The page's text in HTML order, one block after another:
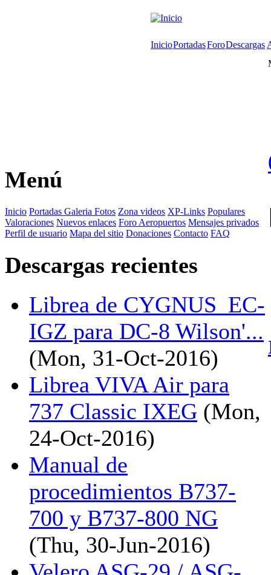
InicioPortadasForoDescargas
Menú
Inicio Portadas Galeria Fotos Zona videos XP-Links Populares
Valoraciones Nuevos enlaces Foro Aeropuertos Mensajes privados
Perfil de usuario Mapa del sitio Donaciones Contacto FAQ
Descargas recientes
Librea de CYGNUS_EC-
IGZ para DC-8 Wilson'...
(Mon, 31-Oct-2016)
Librea VIVA Air para
737 Classic IXEG (Mon,
24-Oct-2016)
Manual de
procedimientos B737-
700 y B737-800 NG
(Thu, 30-Jun-2016)